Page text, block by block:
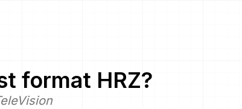
format HRZ?